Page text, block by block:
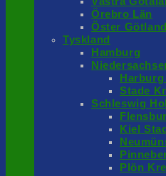
Örebro Län
Öster Götland
Tyskland
Hamburg
Stade
Schleswig
Kiel
Plön